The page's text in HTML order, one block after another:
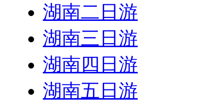
湖南二日游
湖南三日游
湖南四日游
湖南五日游